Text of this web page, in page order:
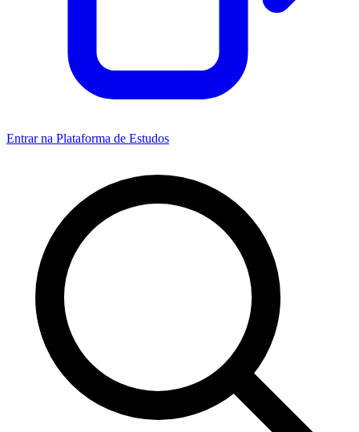
Entrar na Plataforma de Estudos